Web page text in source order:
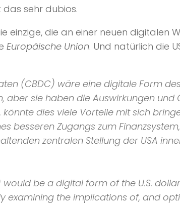
sehr dubios.
einzige, die an einer neuen digitalen
Europäische Union. Und natürlich die
(CBDC) wäre eine digitale Form
aber sie haben die Auswirkungen
dies viele Vorteile mit sich
besseren Zugangs zum
zentralen Stellung der USA
be a digital form of the U.S.
examining the implications of, and